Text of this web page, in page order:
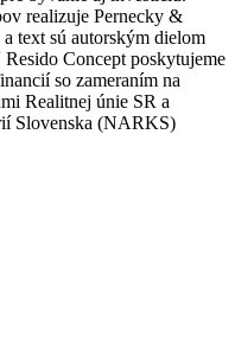
realizuje Pernecky &
text sú autorským dielom
Concept poskytujeme
so zameraním na
Realitnej únie SR a
Slovenska (NARKS)